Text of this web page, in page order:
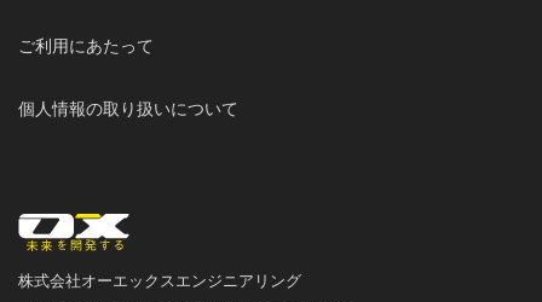
ご利用にあたって
個人情報の取り扱いについて
株式会社オーエックスエンジニアリング